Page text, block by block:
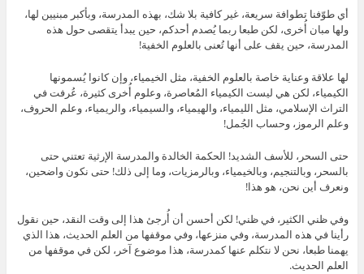
أي طوّفنا تطوافة سريعة، غير كافية بلا شك، بهذه المدرسة، وبأكبر مبنيين لها،
ولها مبان أُخرى، لكن طبعا ربما يُصدم أحدكم، حين يبدأ يتقصى حول هذه
المدرسة، حين يقف على أنها تُعنى بالعلوم الخفية!
لها علاقة وعناية خاصة بالعلوم الخفية، مثل الخيمياء، وإن كانوا يُسمونها
الكيمياء، لكن هي ليست الكيمياء المُعاصرة، وعلوم أُخرى كثيرة، عُرفت في
التراث الإسلامي، مثل الليمياء، والهيمياء، والسيمياء، والريمياء، وعلم الحروف،
وعلم الرموز، وحساب الجُمل!
حتى السحر، للأسف الشديد! الحكمة الخالدة والمدرسة الإرثية تعتني حتى
بالسحر، وبالتنجيم، وبالخيمياء، وبالرمزيات، وما إلى ذلك! حتى نكون واضحين،
ونعرف أين نحن، هو هذا!
وفي ظني الكثير، في ظني! لكن أحسن أن أُرجئ هذا إلى وقت النقد، حين نقول
رأينا في هذه المدرسة، وفي منزعها، وفي موقفها من العلم الحديث، هذا الذي
يهمنا طبعا، نحن لا نتكلم عنها كمدرسة، هذا موضوع آخر، لكن في موقفها من
العلم الحديث.